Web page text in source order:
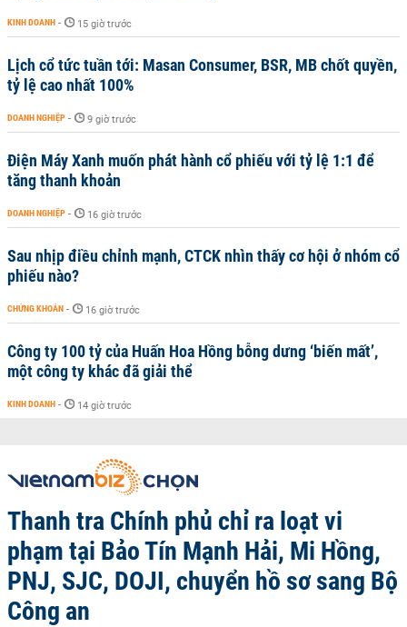
KINH DOANH - 15 giờ trước
Lịch cổ tức tuần tới: Masan Consumer, BSR, MB chốt quyền,
tỷ lệ cao nhất 100%
DOANH NGHIỆP - 9 giờ trước
Điện Máy Xanh muốn phát hành cổ phiếu với tỷ lệ 1:1 để
tăng thanh khoản
DOANH NGHIỆP - 16 giờ trước
Sau nhịp điều chỉnh mạnh, CTCK nhìn thấy cơ hội ở nhóm cổ
phiếu nào?
CHỨNG KHOÁN - 16 giờ trước
Công ty 100 tỷ của Huấn Hoa Hồng bỗng dưng ‘biến mất’,
một công ty khác đã giải thể
KINH DOANH - 14 giờ trước
Thanh tra Chính phủ chỉ ra loạt vi
phạm tại Bảo Tín Mạnh Hải, Mi Hồng,
PNJ, SJC, DOJI, chuyển hồ sơ sang Bộ
Công an